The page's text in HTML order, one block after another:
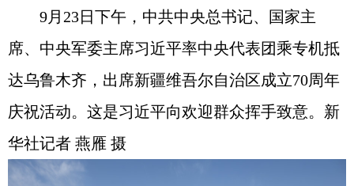
9月23日下午，中共中央总书记、国家主
席、中央军委主席习近平率中央代表团乘专机抵
达乌鲁木齐，出席新疆维吾尔自治区成立70周年
庆祝活动。这是习近平向欢迎群众挥手致意。新
华社记者 燕雁 摄